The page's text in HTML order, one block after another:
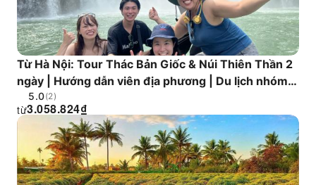
Từ Hà Nội: Tour Thác Bản Giốc & Núi Thiên Thần 2
ngày | Hướng dẫn viên địa phương | Du lịch nhóm
nhỏ bằng ô tô
5.0(2)
₫
3.058.824
từ